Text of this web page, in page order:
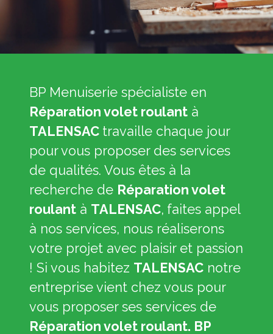
BP Menuiserie spécialiste en
Réparation volet roulant à
TALENSAC travaille chaque jour
pour vous proposer des services
de qualités. Vous êtes à la
recherche de Réparation volet
roulant à TALENSAC, faites appel
à nos services, nous réaliserons
votre projet avec plaisir et passion
! Si vous habitez TALENSAC notre
entreprise vient chez vous pour
vous proposer ses services de
Réparation volet roulant. BP